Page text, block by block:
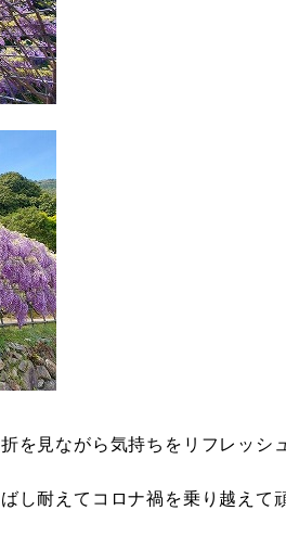
見ながら気持ちをリフレッシ
耐えてコロナ禍を乗り越えて